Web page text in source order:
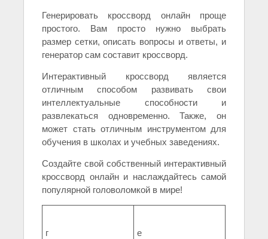
Генерировать кроссворд онлайн проще
простого. Вам просто нужно выбрать
размер сетки, описать вопросы и ответы, и
генератор сам составит кроссворд.
Интерактивный кроссворд является
отличным способом развивать свои
интеллектуальные способности и
развлекаться одновременно. Также, он
может стать отличным инструментом для
обучения в школах и учебных заведениях.
Создайте свой собственный интерактивный
кроссворд онлайн и наслаждайтесь самой
популярной головоломкой в мире!
г е